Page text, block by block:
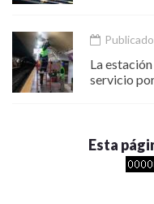
La
servicio
Esta